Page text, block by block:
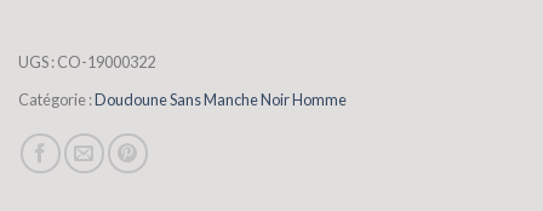
UGS :CO-19000322
Catégorie :Doudoune Sans Manche Noir Homme